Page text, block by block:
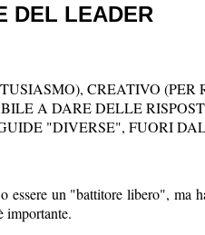
DEL LEADER
CREATIVO (PER
A DARE DELLE
"DIVERSE", FUORI
essere un "battitore libero", ma
importante.